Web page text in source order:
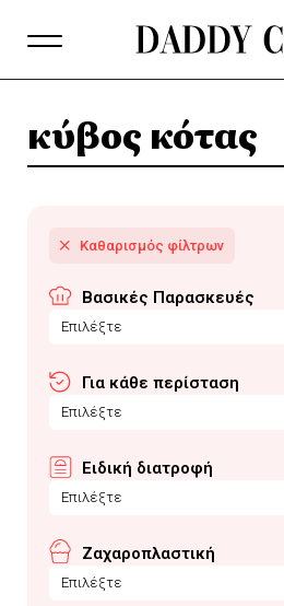
κύβος κότας
Βασικές Παρασκευές
Επιλέξτε
Για κάθε περίσταση
Επιλέξτε
Ειδική διατροφή
Επιλέξτε
Ζαχαροπλαστική
Επιλέξτε